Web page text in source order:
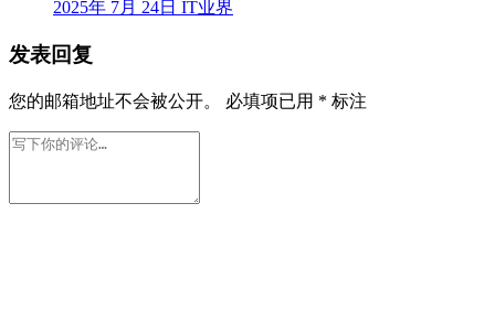
2025年 7月 24日 IT业界
发表回复
您的邮箱地址不会被公开。 必填项已用 * 标注